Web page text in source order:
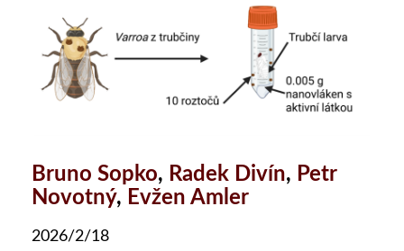
Bruno Sopko, Radek Divín, Petr
Novotný, Evžen Amler
2026/2/18